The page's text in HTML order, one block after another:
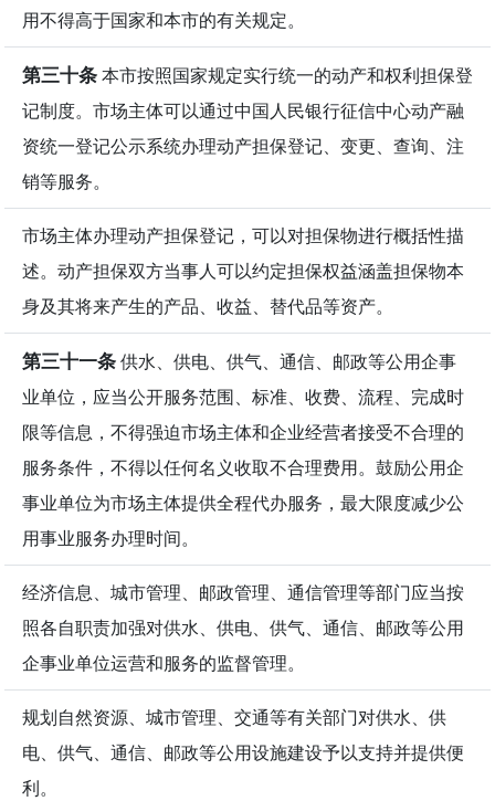
用不得高于国家和本市的有关规定。
第三十条本市按照国家规定实行统一的动产和权利担保登
记制度。市场主体可以通过中国人民银行征信中心动产融
资统一登记公示系统办理动产担保登记、变更、查询、注
销等服务。
市场主体办理动产担保登记，可以对担保物进行概括性描
述。动产担保双方当事人可以约定担保权益涵盖担保物本
身及其将来产生的产品、收益、替代品等资产。
第三十一条供水、供电、供气、通信、邮政等公用企事
业单位，应当公开服务范围、标准、收费、流程、完成时
限等信息，不得强迫市场主体和企业经营者接受不合理的
服务条件，不得以任何名义收取不合理费用。鼓励公用企
事业单位为市场主体提供全程代办服务，最大限度减少公
用事业服务办理时间。
经济信息、城市管理、邮政管理、通信管理等部门应当按
照各自职责加强对供水、供电、供气、通信、邮政等公用
企事业单位运营和服务的监督管理。
规划自然资源、城市管理、交通等有关部门对供水、供
电、供气、通信、邮政等公用设施建设予以支持并提供便
利。